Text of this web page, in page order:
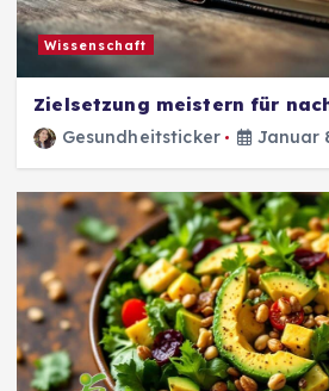
Wissenschaft
Zielsetzung meistern für
Gesundheitsticker Januar